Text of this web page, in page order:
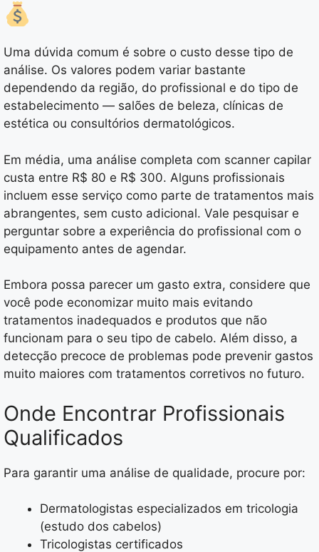
Uma dúvida comum é sobre o custo desse tipo de
análise. Os valores podem variar bastante
dependendo da região, do profissional e do tipo de
estabelecimento — salões de beleza, clínicas de
estética ou consultórios dermatológicos.
Em média, uma análise completa com scanner capilar
custa entre R$ 80 e R$ 300. Alguns profissionais
incluem esse serviço como parte de tratamentos mais
abrangentes, sem custo adicional. Vale pesquisar e
perguntar sobre a experiência do profissional com o
equipamento antes de agendar.
Embora possa parecer um gasto extra, considere que
você pode economizar muito mais evitando
tratamentos inadequados e produtos que não
funcionam para o seu tipo de cabelo. Além disso, a
detecção precoce de problemas pode prevenir gastos
muito maiores com tratamentos corretivos no futuro.
Onde Encontrar Profissionais
Qualificados
Para garantir uma análise de qualidade, procure por:
Dermatologistas especializados em tricologia
(estudo dos cabelos)
Tricologistas certificados